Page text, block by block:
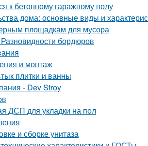
к бетонному гаражному полу
дома: основные виды и
площадкам для мусора
бордюров
и монтаж
плитки и ванны
- Dev Stroy
ДСП для укладки на пол
и сборке унитаза